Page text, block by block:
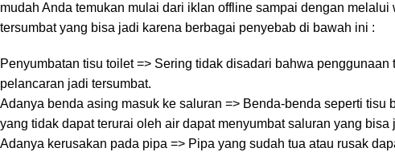
mudah Anda temukan mulai dari iklan offline sampai dengan melalui
tersumbat yang bisa jadi karena berbagai penyebab di bawah ini :
Penyumbatan tisu toilet => Sering tidak disadari bahwa
pelancaran jadi tersumbat.
Adanya benda asing masuk ke saluran => Benda-benda seperti
yang tidak dapat terurai oleh air dapat menyumbat saluran yang
Adanya kerusakan pada pipa => Pipa yang sudah tua atau rusak